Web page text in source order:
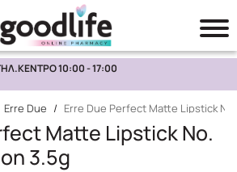
Αναζήτηση
10:00 - 17:00
Erre Due / Erre Due Perfect Matte Lipstick
Matte Lipstick No.
3.5g